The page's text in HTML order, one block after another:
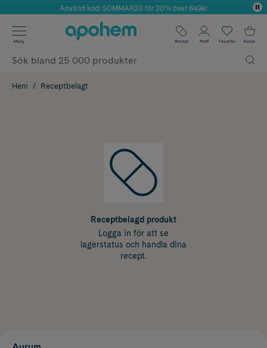
Årets Butik 2025 inom Skönhet
Använd kod: SOMMAR20 för 20% över 649kr
✓ Fri frakt
✓ Poäng på alla köp*
Meny Recept Profil Favoriter Kassa
Hem Receptbelagt
Receptbelagd produkt
Logga in för att se
lagerstatus och handla dina
recept.